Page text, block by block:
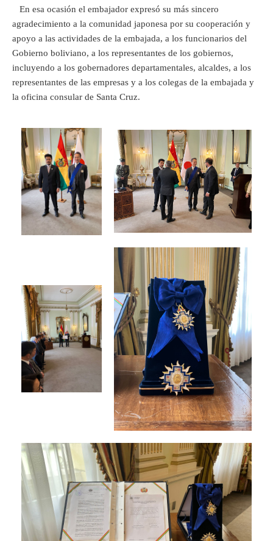
En esa ocasión el embajador expresó su más sincero
agradecimiento a la comunidad japonesa por su cooperación y
apoyo a las actividades de la embajada, a los funcionarios del
Gobierno boliviano, a los representantes de los gobiernos,
incluyendo a los gobernadores departamentales, alcaldes, a los
representantes de las empresas y a los colegas de la embajada y
la oficina consular de Santa Cruz.